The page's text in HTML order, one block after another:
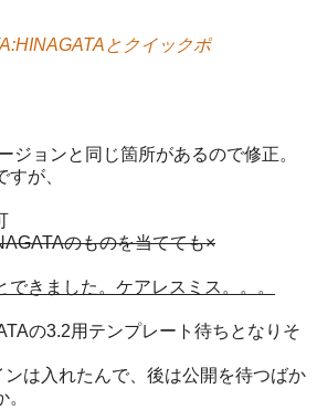
とクイックポ
ジョンと同じ箇所があるので修正。
が、
のものを当てても×
きました。ケアレスミス。。。
の3.2用テンプレート待ちとなりそ
は入れたんで、後は公開を待つばか